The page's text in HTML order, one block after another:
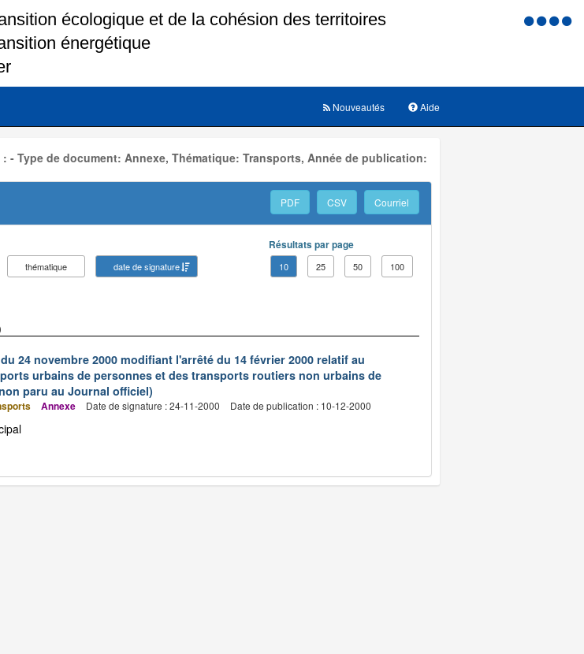
Menu
Aide
Nouveautés
- Type de document: Annexe, Thématique: Transports, Année de publication:
PDF CSV Courriel
thématique
date de signature
Résultats par page
10 25 50 100
24 novembre 2000 modifiant l'arrêté du 14 février 2000 relatif au
urbains de personnes et des transports routiers non urbains de
paru au Journal officiel)
Annexe Date de signature : 24-11-2000 Date de publication : 10-12-2000